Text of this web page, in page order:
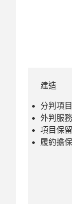
建造
分判項目
外判服
項目保
履約擔保